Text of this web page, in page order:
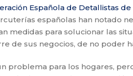
Española de Detallistas de
españolas han notado
medidas para solucionar las
de sus negocios, de no poder
problema para los hogares,